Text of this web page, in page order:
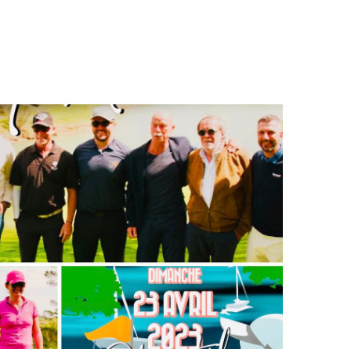
L'ENFANCE AU CHU DE NANTES
L'ENFANCE AU CHRU DE TOURS
L'ENFANCE AU CHU DE NANTES
UTILISATION DES
FONDS
PRÉCÉDEMMENT